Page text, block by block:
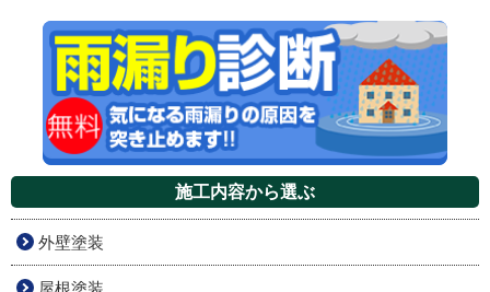
施工内容から選ぶ
外壁塗装
屋根塗装